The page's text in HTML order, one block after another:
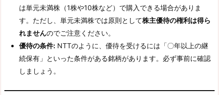
は単元未満株（1株や10株など）で購入できる場合がありま
す。ただし、単元未満株では原則として株主優待の権利は得ら
れませんのでご注意ください。
優待の条件: NTTのように、優待を受けるには「〇年以上の継
続保有」といった条件がある銘柄があります。必ず事前に確認
しましょう。